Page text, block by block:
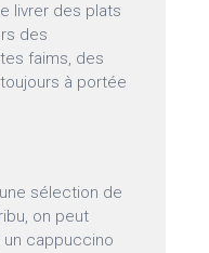
livrer des plats
des
faims, des
à portée
sélection de
on peut
cappuccino